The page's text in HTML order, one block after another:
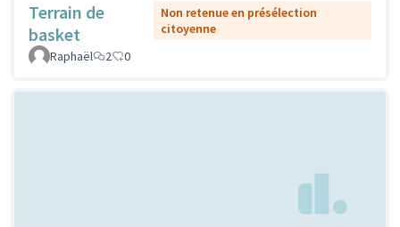
Terrain de
basket
Non retenue en présélection
citoyenne
Raphaël
2 0